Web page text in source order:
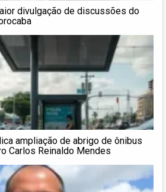
divulgação de discussões do
ampliação de abrigo de ônibus
Carlos Reinaldo Mendes